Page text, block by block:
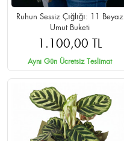
Ruhun Sessiz Çığlığı: 11 Beyaz
Umut Buketi
1.100,00 TL
Aynı Gün Ücretsiz Teslimat